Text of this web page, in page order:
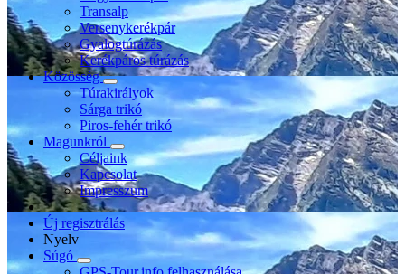
Transalp
Versenykerékpár
Gyalogtúrázás
Kerékpáros túrázás
Közösség
Túrakirályok
Sárga trikó
Piros-fehér trikó
Magunkról
Céljaink
Kapcsolat
Impresszum
Új regisztrálás
Nyelv
Súgó